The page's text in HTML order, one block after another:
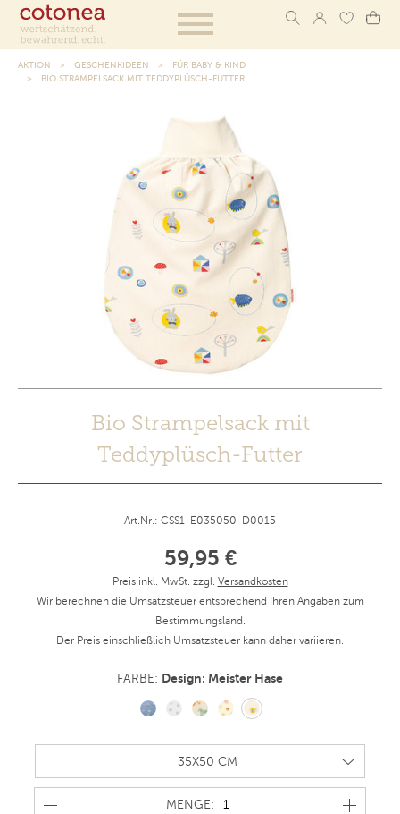
AKTION GESCHENKIDEEN
FÜR BABY & KIND
BIO STRAMPELSACK MIT TEDDYPLÜSCH-FUTTER
Bio Strampelsack mit
Teddyplüsch-Futter
Art.Nr.: CSS1-E035050-D0015
59,95 €
Preis inkl. MwSt. zzgl. Versandkosten
Wir berechnen die Umsatzsteuer entsprechend Ihren Angaben zum
Bestimmungsland.
Der Preis einschließlich Umsatzsteuer kann daher variieren.
FARBE: Design: Meister Hase
MENGE: MENGE